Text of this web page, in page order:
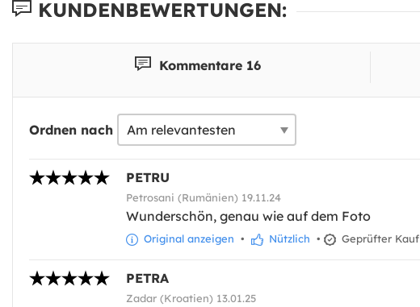
KUNDENBEWERTUNGEN:
Kommentare 16
Ordnen nach
PETRU
Petrosani (Rumänien) 19.11.24
Wunderschön, genau wie auf dem Foto
Original anzeigen • Nützlich • Geprüfter Kauf
PETRA
Zadar (Kroatien) 13.01.25